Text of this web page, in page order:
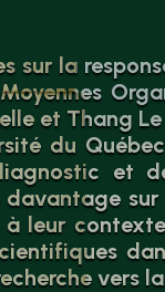
sur la
et Thang
du
et
leur
vers